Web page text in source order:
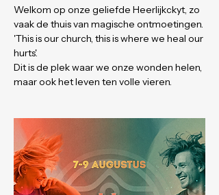
Welkom op onze geliefde Heerlijkckyt, zo
vaak de thuis van magische ontmoetingen.
'This is our church, this is where we heal our
hurts'.
Dit is de plek waar we onze wonden helen,
maar ook het leven ten volle vieren.